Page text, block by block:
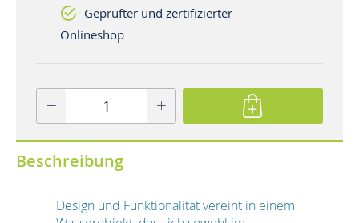
Geprüfter und zertifizierter
Onlineshop
Beschreibung
Design und Funktionalität vereint in einem